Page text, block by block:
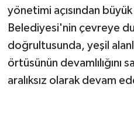
yönetimi açısından
Belediyesi'nin çevreye
doğrultusunda, yeşil
örtüsünün devamlılığını
aralıksız olarak devam